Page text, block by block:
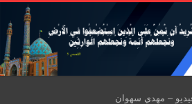
– مهدي سهوان